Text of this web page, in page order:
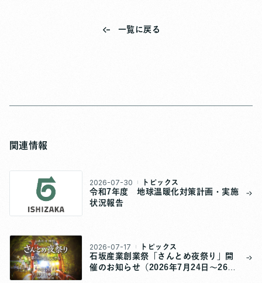
一覧に戻る
関連情報
2026-07-30 トピックス
令和7年度 地球温暖化対策計画・実施
状況報告
2026-07-17 トピックス
石坂産業創業祭「さんとめ夜祭り」開
催のお知らせ（2026年7月24日～26